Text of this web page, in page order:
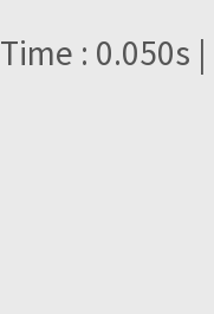
Time : 0.050s